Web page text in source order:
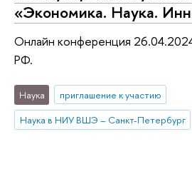
«Экономика. Наука.
Онлайн конференция
РФ.
Наука
приглашение к участию
Наука в НИУ ВШЭ – Санкт-Петербург